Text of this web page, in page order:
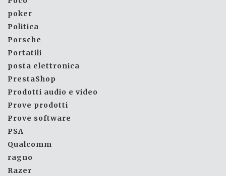
poker
Politica
Porsche
Portatili
posta elettronica
PrestaShop
Prodotti audio e video
Prove prodotti
Prove software
PSA
Qualcomm
ragno
Razer